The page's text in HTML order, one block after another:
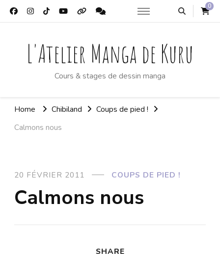
0
L'Atelier Manga de Kuru
Cours & stages de dessin manga
Home Chibiland
Coups de pied !
Calmons nous
20 FÉVRIER 2011 COUPS DE PIED !
Calmons nous
SHARE